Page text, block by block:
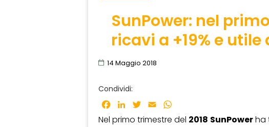
SunPower: nel
ricavi a +19% e utile
14 Maggio 2018
Condividi:
Facebook
LinkedInTwitter
Email
Nel primo trimestre del 2018 SunPowerha